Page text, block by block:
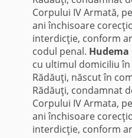
Corpului IV Armată,
ani închisoare
interdicţie, conform
codul penal. Hudema
cu ultimul domiciliu
Rădăuţi, născut în
Rădăuţi, condamnat
Corpului IV Armata,
ani închisoare
interdicţie, conform